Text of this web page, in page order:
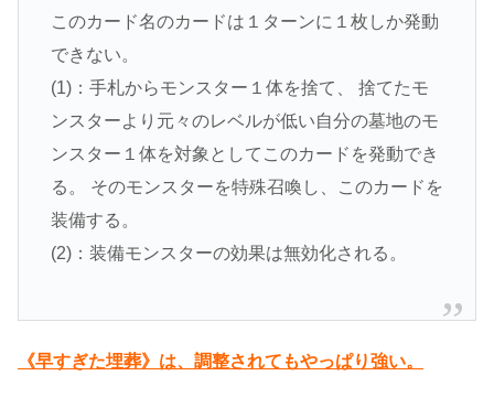
このカード名のカードは１ターンに１枚しか発動
できない。
(1)：手札からモンスター１体を捨て、 捨てたモ
ンスターより元々のレベルが低い自分の墓地のモ
ンスター１体を対象としてこのカードを発動でき
る。 そのモンスターを特殊召喚し、このカードを
装備する。
(2)：装備モンスターの効果は無効化される。
《早すぎた埋葬》は、調整されてもやっぱり強い。